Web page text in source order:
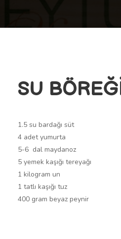
SU
1.5 su bardağı süt
4 adet yumurta
5-6 dal maydanoz
5 yemek kaşığı tereyağı
1 kilogram un
1 tatlı kaşığı tuz
400 gram beyaz peynir